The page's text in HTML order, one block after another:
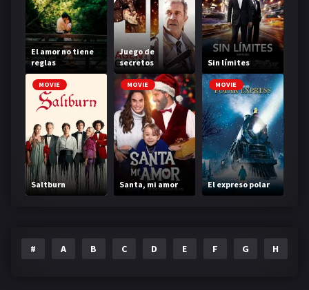
El amor no tiene
reglas
Juego de
secretos
Sin límites
MOVIE
Saltburn
MOVIE
Santa, mi amor
MOVIE
El expreso polar
# A B C D E F G H